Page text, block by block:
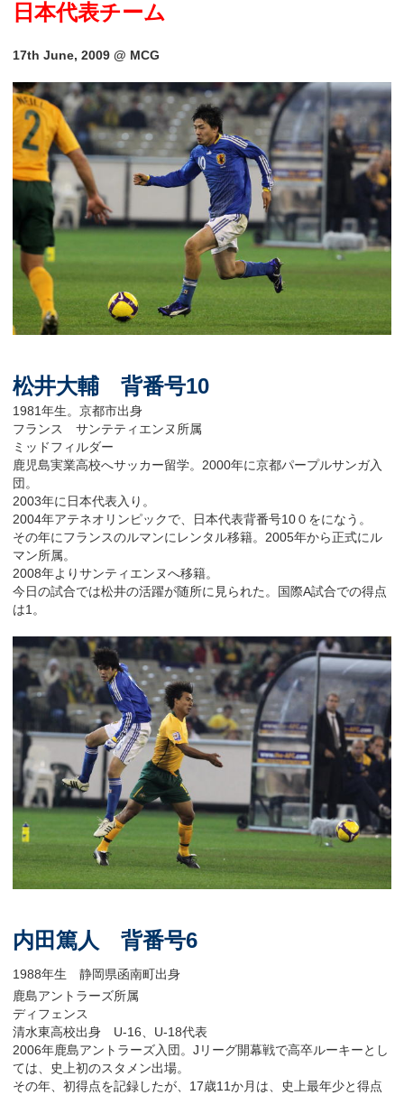
日本代表チーム
17th June, 2009 @ MCG
松井大輔 背番号10
1981年生。京都市出身
フランス サンテティエンヌ所属
ミッドフィルダー
鹿児島実業高校へサッカー留学。2000年に京都パープルサンガ入
団。
2003年に日本代表入り。
2004年アテネオリンピックで、日本代表背番号10０をになう。
その年にフランスのルマンにレンタル移籍。2005年から正式にル
マン所属。
2008年よりサンティエンヌへ移籍。
今日の試合では松井の活躍が随所に見られた。国際A試合での得点
は1。
内田篤人 背番号6
1988年生 静岡県函南町出身
鹿島アントラーズ所属
ディフェンス
清水東高校出身 U-16、U-18代表
2006年鹿島アントラーズ入団。Jリーグ開幕戦で高卒ルーキーとし
ては、史上初のスタメン出場。
その年、初得点を記録したが、17歳11か月は、史上最年少と得点